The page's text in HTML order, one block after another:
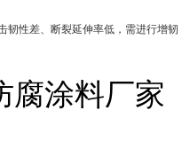
韧性差、断裂延伸率低，需进行增韧